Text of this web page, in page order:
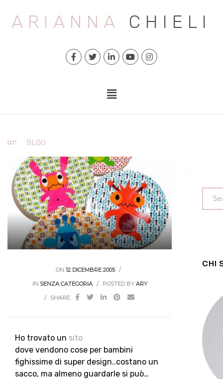
ARIANNA CHIELI
BLOG
ON 12 DICEMBRE 2005
IN SENZA CATEGORIA POSTED BY ARY
SHARE:
Ho trovato un sito
dove vendono cose per bambini
fighissime di super design..costano un
sacco, ma almeno guardarle si può…
CHI